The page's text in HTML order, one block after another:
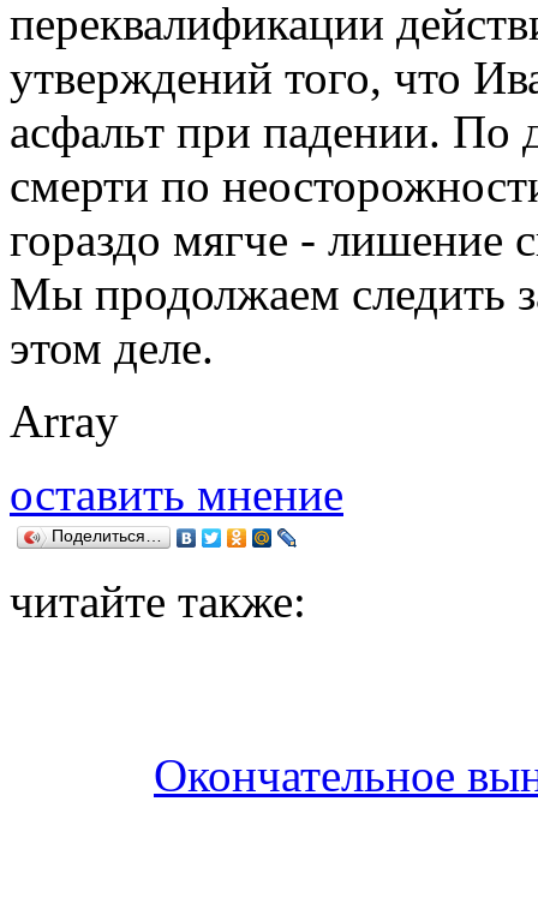
переквалификации
утверждений того, что
асфальт при падении. По
смерти по
гораздо мягче - лишение
Мы продолжаем следить
этом деле.
Array
оставить мнение
Поделиться…
читайте также:
Окончательное